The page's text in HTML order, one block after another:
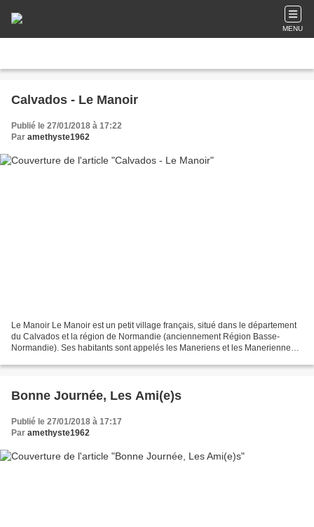
MENU
Calvados - Le Manoir
Publié le 27/01/2018 à 17:22
Par amethyste1962
Le Manoir Le Manoir est un petit village français, situé dans le département
du Calvados et la région de Normandie (anciennement Région Basse-
Normandie). Ses habitants sont appelés les Maneriens et les Maneriennes.
Bonne Journée, Les Ami(e)s
Publié le 27/01/2018 à 17:17
Par amethyste1962